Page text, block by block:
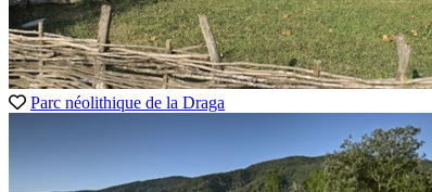
Parc néolithique de la Draga